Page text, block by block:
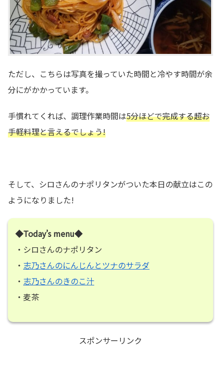
ただし、こちらは写真を撮っていた時間と冷やす時間が余
分にがかかっています。
手慣れてくれば、調理作業時間は5分ほどで完成する超お
手軽料理と言えるでしょう!
そして、シロさんのナポリタンがついた本日の献立はこの
ようになりました!
◆Today’s menu◆
・シロさんのナポリタン
・ 志乃さんのにんじんとツナのサラダ
・ 志乃さんのきのこ汁
・麦茶
スポンサーリンク